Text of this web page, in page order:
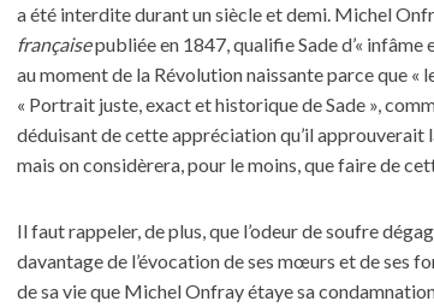
a été interdite durant un siècle et demi. Michel
françaisepubliée en 1847, qualifie Sade d’« infâme
au moment de la Révolution naissante parce que «
« Portrait juste, exact et historique de Sade »,
déduisant de cette appréciation qu’il approuverait
mais on considèrera, pour le moins, que faire de
Il faut rappeler, de plus, que l’odeur de soufre
davantage de l’évocation de ses mœurs et de ses
de sa vie que Michel Onfray étaye sa